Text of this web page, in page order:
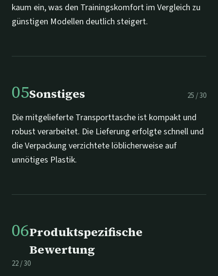
kaum ein, was den Trainingskomfort im Vergleich zu
günstigen Modellen deutlich steigert.
05Sonstiges 25 /30
Die mitgelieferte Transporttasche ist kompakt und
robust verarbeitet. Die Lieferung erfolgte schnell und
die Verpackung verzichtete löblicherweise auf
unnötiges Plastik.
06Produktspezifische
Bewertung
22/30